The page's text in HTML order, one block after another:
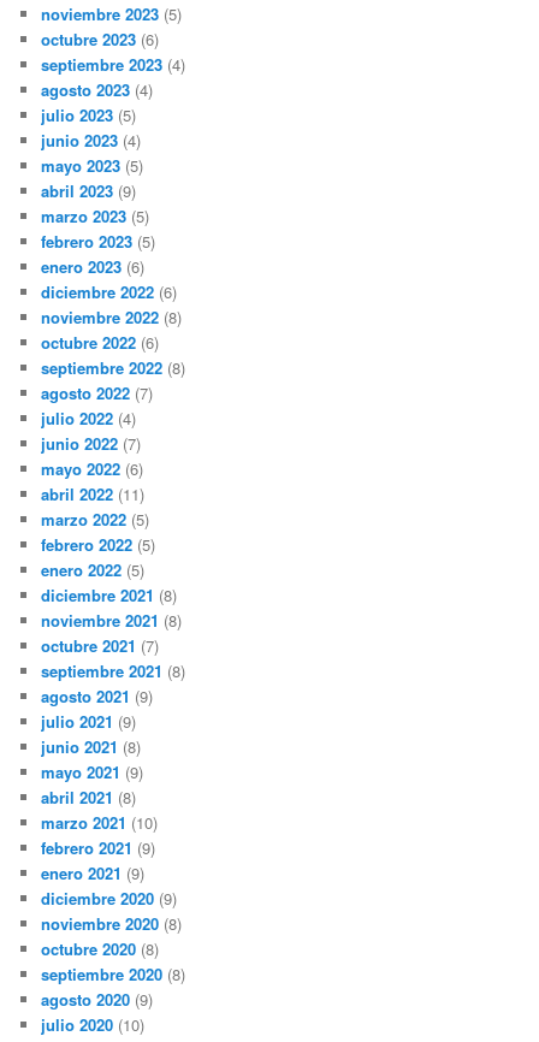
noviembre 2023 (5)
octubre 2023 (6)
septiembre 2023 (4)
agosto 2023 (4)
julio 2023 (5)
junio 2023 (4)
mayo 2023 (5)
abril 2023 (9)
marzo 2023 (5)
febrero 2023 (5)
enero 2023 (6)
diciembre 2022 (6)
noviembre 2022 (8)
octubre 2022 (6)
septiembre 2022 (8)
agosto 2022 (7)
julio 2022 (4)
junio 2022 (7)
mayo 2022 (6)
abril 2022 (11)
marzo 2022 (5)
febrero 2022 (5)
enero 2022 (5)
diciembre 2021 (8)
noviembre 2021 (8)
octubre 2021 (7)
septiembre 2021 (8)
agosto 2021 (9)
julio 2021 (9)
junio 2021 (8)
mayo 2021 (9)
abril 2021 (8)
marzo 2021 (10)
febrero 2021 (9)
enero 2021 (9)
diciembre 2020 (9)
noviembre 2020 (8)
octubre 2020 (8)
septiembre 2020 (8)
agosto 2020 (9)
julio 2020 (10)